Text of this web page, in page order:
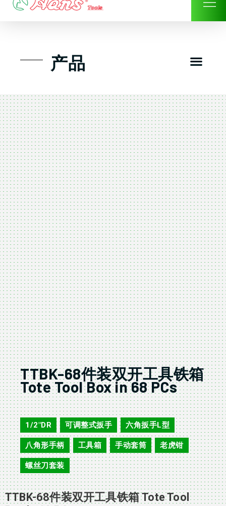
Skip
产品
TTBK-68件装双开工具铁箱
Tote Tool Box in 68 PCs
TTBK-68
1/2"DR , 可调整式扳手 , 六角扳手L型 ,
八角形手柄 , 工具箱 , 手动套筒 , 老虎钳
螺丝刀套装
TTBK-68件装双开工具铁箱 Tote Tool